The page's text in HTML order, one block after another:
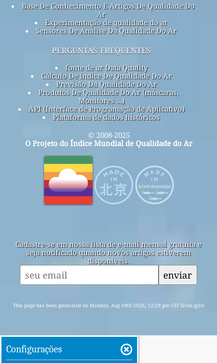
Base De Conhecimento E Artigos De Qualidade Do
Ar
Experimentação de qualidade do ar
Sensores De Análise Da Qualidade Do Ar
perguntas frequentes
fonte de ar Data Quality
Cálculo De índice De Qualidade Do Ar
Previsão Da Qualidade Do Ar
Produtos De Qualidade Do Ar (máscaras,
Monitores ...)
API (Interface de Programação de Aplicativo)
Plataforma de dados históricos
© 2008-2025
O Projeto do Índice Mundial de Qualidade do Ar
Cadastre-se em nossa lista de e-mail mensal gratuita e
seja notificado quando novos artigos estiverem
disponíveis.
enviar
This page has been generated on Monday, Aug 10th 2026, 12:29 pm CST from jp2n
Configurações